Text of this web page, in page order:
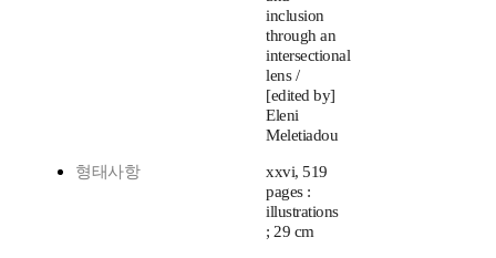
inclusion
through an
intersectional
lens /
[edited by]
Eleni
Meletiadou
형태사항
xxvi, 519
pages :
illustrations
; 29 cm